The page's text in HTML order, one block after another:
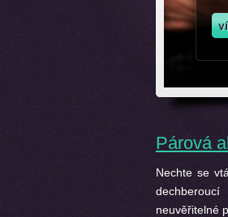
Párová
Nechte se
dechberoucí
neuvěřitelné